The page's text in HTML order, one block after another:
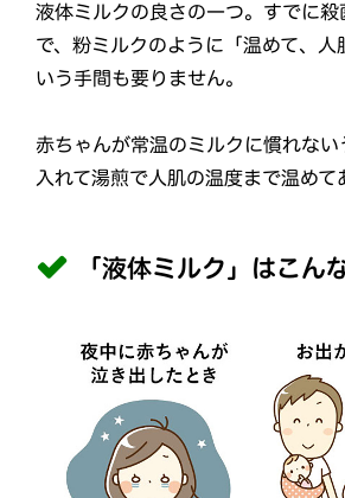
液体ミルクの良さの一つ。すでに殺
で、粉ミルクのように「温めて、人
いう手間も要りません。
赤ちゃんが常温のミルクに慣れない
入れて湯煎で人肌の温度まで温めて
「液体ミルク」はこん